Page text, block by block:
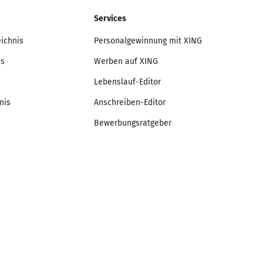
Services
Personalgewinnung mit XING
Werben auf XING
Lebenslauf-Editor
Anschreiben-Editor
Bewerbungsratgeber